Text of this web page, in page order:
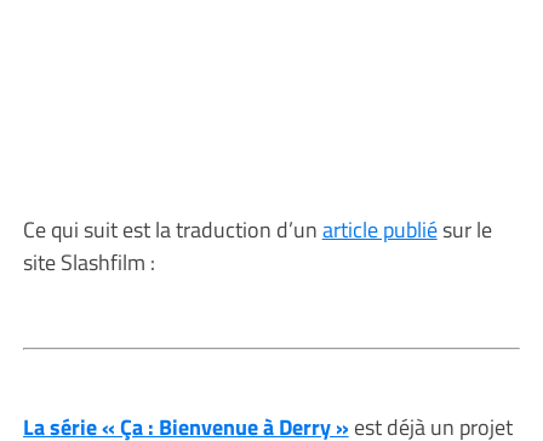
Ce qui suit est la traduction d’unarticle publiésur le
site Slashfilm :
La série « Ça : Bienvenue à Derry »est déjà un projet